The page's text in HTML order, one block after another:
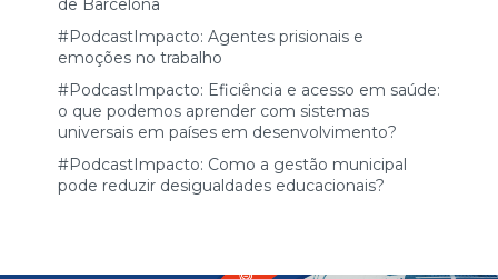
de Barcelona
#PodcastImpacto: Agentes prisionais e
emoções no trabalho
#PodcastImpacto: Eficiência e acesso em saúde:
o que podemos aprender com sistemas
universais em países em desenvolvimento?
#PodcastImpacto: Como a gestão municipal
pode reduzir desigualdades educacionais?